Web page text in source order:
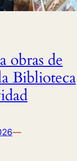
obras de
Biblioteca
—